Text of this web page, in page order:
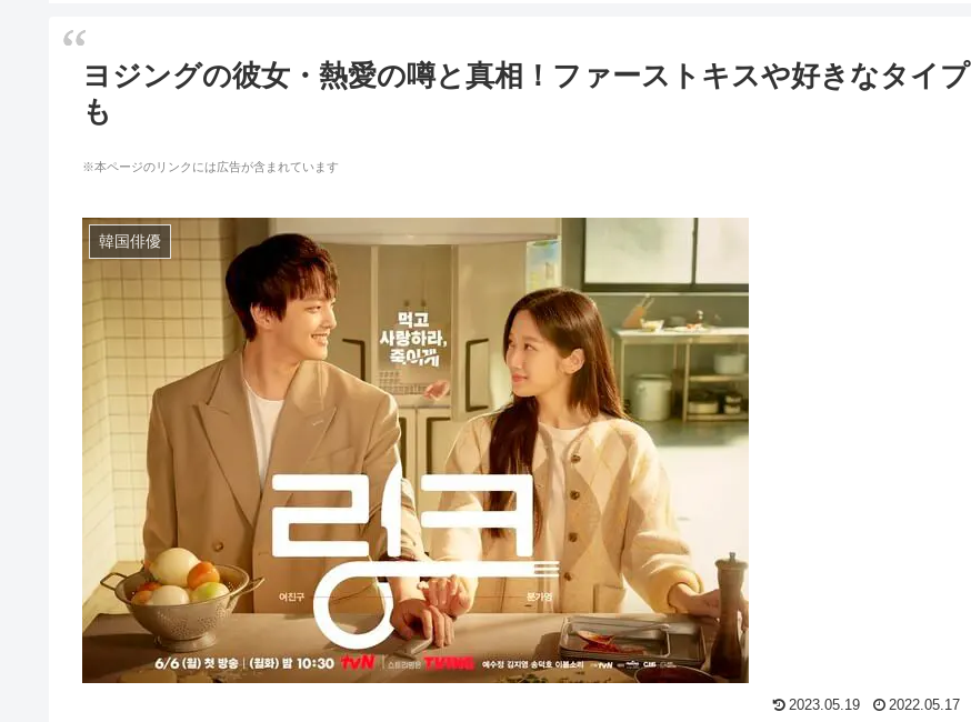
ヨジングの彼女・熱愛の噂と真相！ファーストキスや好きなタイプ
も
※本ページのリンクには広告が含まれています
韓国俳優
2023.05.19 2022.05.17